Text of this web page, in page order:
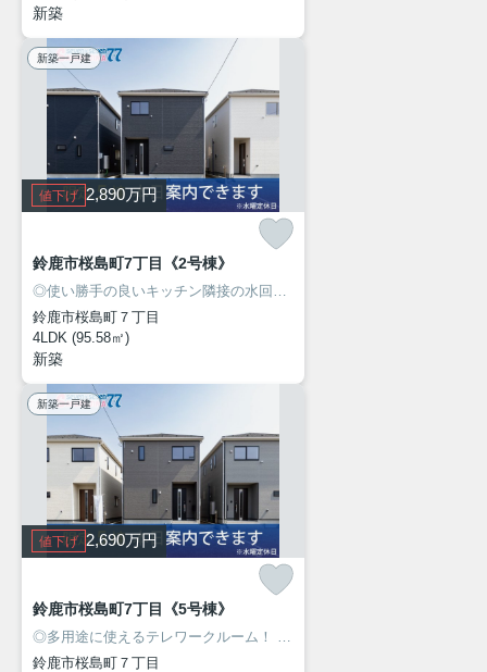
新築
新築一戸建
値下げ 2,890万円
鈴鹿市桜島町7丁目《2号棟》
◎使い勝手の良いキッチン隣接の水回り！
鈴鹿市桜島町７丁目
4LDK (95.58㎡)
新築
新築一戸建
値下げ 2,690万円
鈴鹿市桜島町7丁目《5号棟》
◎多用途に使えるテレワークルーム！
鈴鹿市桜島町７丁目